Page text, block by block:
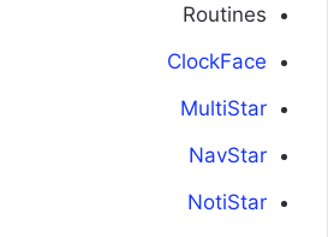
Routines
ClockFace
MultiStar
NavStar
NotiStar